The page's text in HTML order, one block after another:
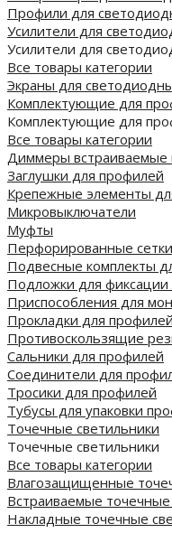
Профили для
Усилители для
Усилители для
Все товары категории
Экраны для
Комплектующие для
Комплектующие для
Все товары категории
Диммеры встраиваемые
Заглушки для профилей
Крепежные элементы
Микровыключатели
Муфты
Перфорированные сетки
Подвесные комплекты
Подложки для фиксации
Приспособления для
Прокладки для профилей
Противоскользящие
Сальники для профилей
Соединители для
Тросики для профилей
Тубусы для упаковки
Точечные светильники
Точечные светильники
Все товары категории
Влагозащищенные
Встраиваемые точечные
Накладные точечные